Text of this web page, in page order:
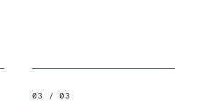
03 / 03